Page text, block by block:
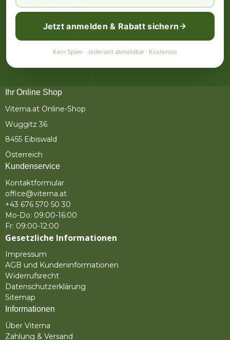
Jetzt anmelden & Rabatt sichern
Kein Spam · Jederzeit abmeldbar · Kostenlos
Ihr Online Shop
Viterna.at Online-Shop
Wuggitz 36
8455 Eibiswald
Österreich
Kundenservice
Kontaktformular
office@viterna.at
+43 676 570 50 30
Mo-Do: 09:00-16:00
Fr: 09:00-12:00
Gesetzliche Informationen
Impressum
AGB und Kundeninformationen
Widerrufsrecht
Datenschutzerklärung
Sitemap
Informationen
Über Viterna
Zahlung & Versand